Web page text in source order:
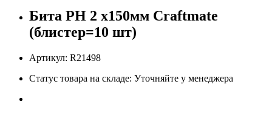
Бита PH 2 х150мм Craftmate
(блистер=10 шт)
Артикул: R21498
Статус товара на складе: Уточняйте у менеджера